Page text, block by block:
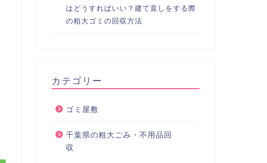
はどうすればいい？建て直しをする際
の粗大ゴミの回収方法
カテゴリー
ゴミ屋敷
千葉県の粗大ごみ・不用品回
収